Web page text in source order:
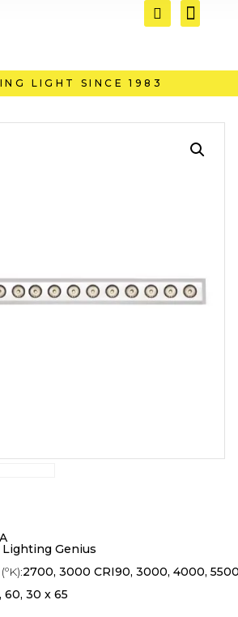
LIGHT SINCE 1983
Genius
2700, 3000 CRI90, 3000, 4000,
60, 30 x 65